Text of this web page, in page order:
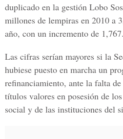
duplicado en la gestión Lobo
millones de lempiras en 2010 a
año, con un incremento de
Las cifras serían mayores si la
hubiese puesto en marcha un
refinanciamiento, ante la falta
títulos valores en posesión de
social y de las instituciones del